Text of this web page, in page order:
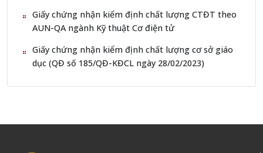
Giấy chứng nhận kiểm định chất lượng CTĐT theo
AUN-QA ngành Kỹ thuật Cơ điện tử
Giấy chứng nhận kiểm định chất lượng cơ sở giáo
dục (QĐ số 185/QĐ-KĐCL ngày 28/02/2023)